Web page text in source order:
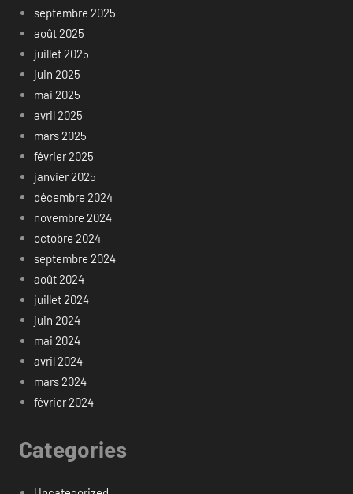
septembre 2025
août 2025
juillet 2025
juin 2025
mai 2025
avril 2025
mars 2025
février 2025
janvier 2025
décembre 2024
novembre 2024
octobre 2024
septembre 2024
août 2024
juillet 2024
juin 2024
mai 2024
avril 2024
mars 2024
février 2024
Categories